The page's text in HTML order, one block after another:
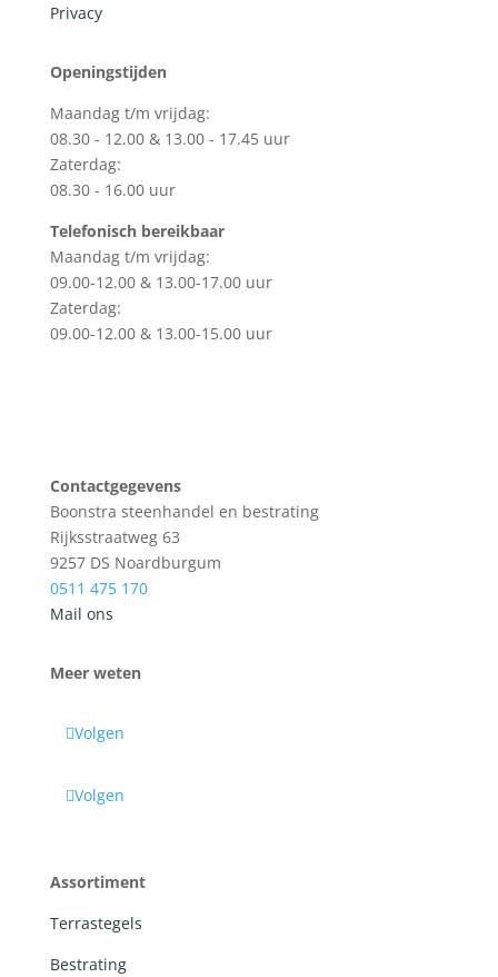
Privacy
Openingstijden
Maandag t/m vrijdag:
08.30 - 12.00 & 13.00 - 17.45 uur
Zaterdag:
08.30 - 16.00 uur
Telefonisch bereikbaar
Maandag t/m vrijdag:
09.00-12.00 & 13.00-17.00 uur
Zaterdag:
09.00-12.00 & 13.00-15.00 uur
Contactgegevens
Boonstra steenhandel en bestrating
Rijksstraatweg 63
9257 DS Noardburgum
0511 475 170
Mail ons
Meer weten
Volgen
Volgen
Assortiment
Terrastegels
Bestrating